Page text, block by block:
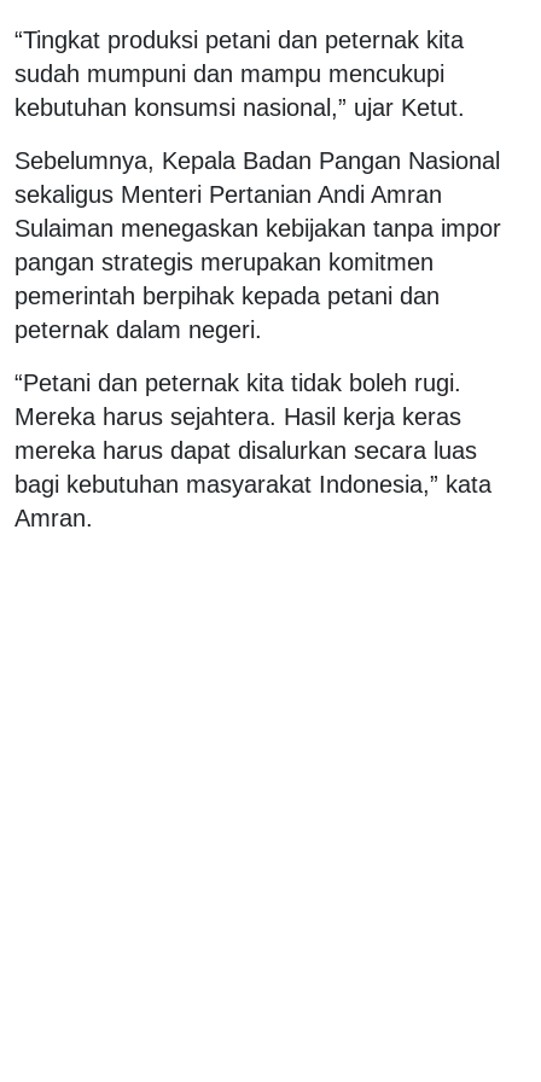
“Tingkat produksi petani dan peternak kita
sudah mumpuni dan mampu mencukupi
kebutuhan konsumsi nasional,” ujar Ketut.
Sebelumnya, Kepala Badan Pangan Nasional
sekaligus Menteri Pertanian Andi Amran
Sulaiman menegaskan kebijakan tanpa impor
pangan strategis merupakan komitmen
pemerintah berpihak kepada petani dan
peternak dalam negeri.
“Petani dan peternak kita tidak boleh rugi.
Mereka harus sejahtera. Hasil kerja keras
mereka harus dapat disalurkan secara luas
bagi kebutuhan masyarakat Indonesia,” kata
Amran.